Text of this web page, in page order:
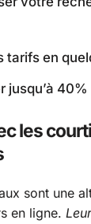
tarifs en
jusqu’à
les
sont une
en ligne.